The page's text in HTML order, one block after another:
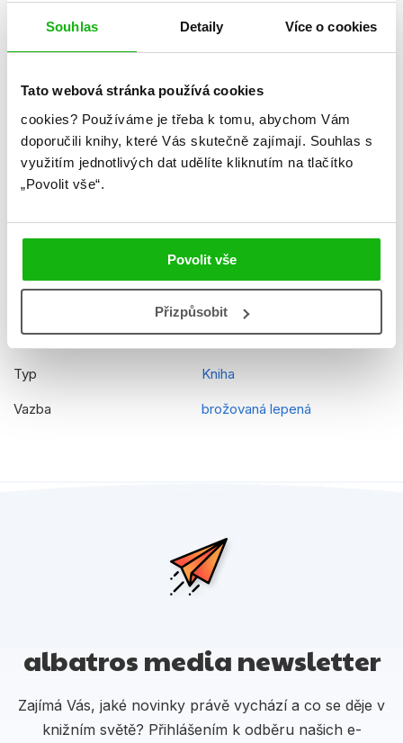
Souhlas Detaily Více o cookies
Tato webová stránka používá cookies
cookies? Používáme je třeba k tomu, abychom Vám
doporučili knihy, které Vás skutečně zajímají. Souhlas s
využitím jednotlivých dat udělíte kliknutím na tlačítko
„Povolit vše“.
Povolit vše
Přizpůsobit
Jazyk čeština
Ilustrátor Grzegorz Rosinski
Číslo dílu 11
Řady Thorgal
Původní název Les Yeux de Tanatloc
9788025239841
13
Edice Komiksové příběhy
Typ Kniha
Vazba brožovaná lepená
albatros media newsletter
Zajímá Vás, jaké novinky právě vychází a co se děje v
knižním světě? Přihlášením k odběru našich e-